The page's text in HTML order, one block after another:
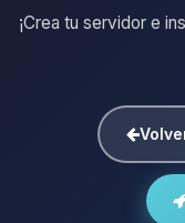
¡Crea tu servidor e